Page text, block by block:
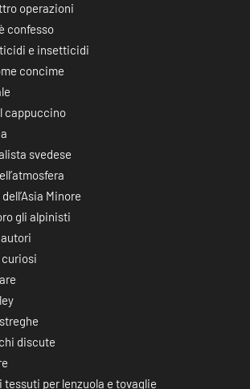
operazioni
confesso
e insetticidi
concime
cappuccino
svedese
Minore
gli alpinisti
discute
per lenzuola e tovaglie